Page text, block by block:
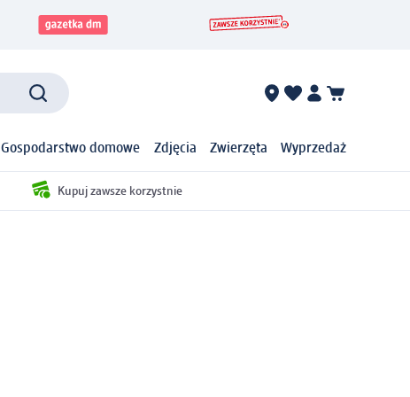
Gospodarstwo domowe Zdjęcia Zwierzęta Wyprzedaż
Kupuj zawsze korzystnie